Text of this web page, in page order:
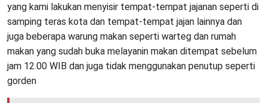
yang kami lakukan menyisir tempat-tempat jajanan seperti di
samping teras kota dan tempat-tempat jajan lainnya dan
juga beberapa warung makan seperti warteg dan rumah
makan yang sudah buka melayanin makan ditempat sebelum
jam 12.00 WIB dan juga tidak menggunakan penutup seperti
gorden